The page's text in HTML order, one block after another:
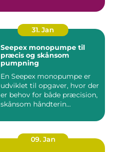
31. Jan
Seepex monopumpe til
præcis og skånsom
pumpning
En Seepex monopumpe er
udviklet til opgaver, hvor der
er behov for både præcision,
skånsom håndterin...
09. Jan